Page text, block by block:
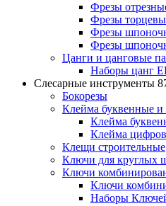
Фрезы
Фрезы
Фрезы
Фрезы
Цанги и цанговые
Наборы цанг
Слесарные инструменты
Бокорезы
Клейма буквенные
Клейма
Клейма
Клещи строительные
Ключи для круглых
Ключи
Ключи
Наборы